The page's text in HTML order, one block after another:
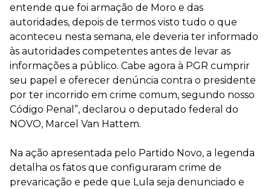
entende que foi armação de Moro e das
autoridades, depois de termos visto tudo o que
aconteceu nesta semana, ele deveria ter informado
às autoridades competentes antes de levar as
informações a público. Cabe agora à PGR cumprir
seu papel e oferecer denúncia contra o presidente
por ter incorrido em crime comum, segundo nosso
Código Penal”, declarou o deputado federal do
NOVO, Marcel Van Hattem.
Na ação apresentada pelo Partido Novo, a legenda
detalha os fatos que configuraram crime de
prevaricação e pede que Lula seja denunciado e